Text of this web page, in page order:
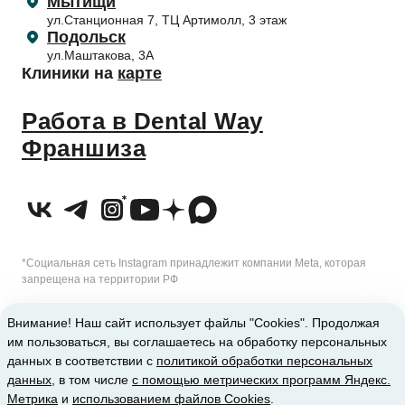
Внимание! Наш сайт использует файлы "Cookies". Продолжая
им пользоваться, вы соглашаетесь на обработку персональных
данных в соответствии с политикой обработки персональных
данных , в том числе с помощью метрических программ Яндекс.
Метрика и использованием файлов Cookies
Налоговый вычет
ул.Станционная 7, ТЦ Артимолл, 3 этаж
Подольск
ул.Маштакова, 3А
Клиники на карте
Работа в Dental Way
Франшиза
*Социальная сеть Instagram принадлежит компании Meta, которая
запрещена на территории РФ
ИМЕЮТСЯ ПРОТИВОПОКАЗАНИЯ. ТРЕБУЕТСЯ КОНСУЛЬТАЦИЯ
СПЕЦИАЛИСТА